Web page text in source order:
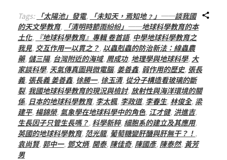
期
Tags: 「太陽池」發電,
「未知天，焉知地﹖」──談我國
的天文學教育,
「清明時節雨紛紛」──地球科學教育的本
土化, 『地球科學教育』專輯 卷首語, 中學地球科學教育之
我見, 交互作用一以貫之？, 以蟲剋蟲的防治新法：線蟲農
藥, 儲三陽, 台灣附近的海域, 周成功, 地理學與地球科學, 大
家談科學, 天氣傳真圖與微電腦, 姜善鑫, 弱作用的歷史, 張長
義, 張長義 姜善鑫, 徐勝一, 徐玉清, 從分子構造看玻璃的斷
裂, 我國地球科學教育的現況與檢討, 放射性與海洋環境的關
係, 日本的地球科學教育, 李太楓, 李政道, 李春生, 林俊全, 梁
建平, 楊錦榮, 氣象學在地球科學中的角色, 江才健, 洪進吉,
生長因子只管生長嗎？, 科學新粹, 細胞系的建立及其應用,
英國的地球科學教育, 范光龍, 葡萄糖變肝醣與肝無干？！ ,
袁尚賢, 郭中一, 鄧文炳, 開泰, 陳佳奇, 陳國彥, 陳泰然, 黃芳
男